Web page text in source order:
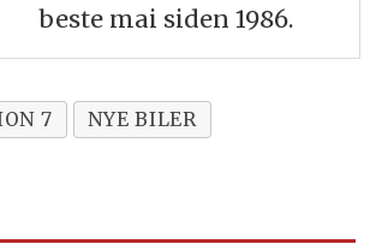
beste mai siden 1986.
7 NYE BILER